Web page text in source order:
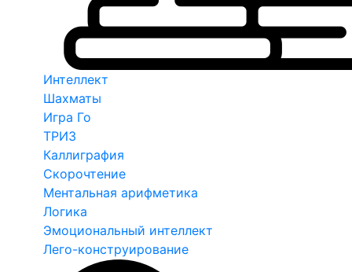
Интеллект
Шахматы
Игра Го
ТРИЗ
Каллиграфия
Скорочтение
Ментальная арифметика
Логика
Эмоциональный интеллект
Лего-конструирование